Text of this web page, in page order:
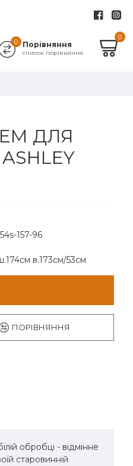
Порівняння
список порівняння
0
0
ДЛЯ
157-96
в.173см/53см
ПОРІВНЯННЯ
обробці - відмінне
старовинній